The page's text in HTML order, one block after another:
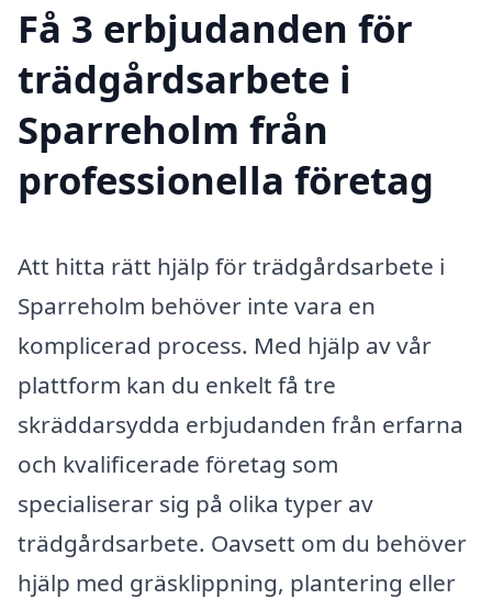
Få 3 erbjudanden för
trädgårdsarbete i
Sparreholm från
professionella företag
Att hitta rätt hjälp för trädgårdsarbete i
Sparreholm behöver inte vara en
komplicerad process. Med hjälp av vår
plattform kan du enkelt få tre
skräddarsydda erbjudanden från erfarna
och kvalificerade företag som
specialiserar sig på olika typer av
trädgårdsarbete. Oavsett om du behöver
hjälp med gräsklippning, plantering eller